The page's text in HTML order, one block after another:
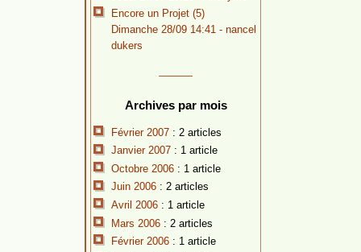
Encore un Projet (5)
Dimanche 28/09 14:41 - nancel
dukers
Archives par mois
Février 2007 : 2 articles
Janvier 2007 : 1 article
Octobre 2006 : 1 article
Juin 2006 : 2 articles
Avril 2006 : 1 article
Mars 2006 : 2 articles
Février 2006 : 1 article